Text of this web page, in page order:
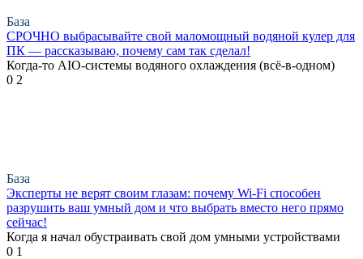
База
СРОЧНО выбрасывайте свой маломощный водяной кулер для
ПК — рассказываю, почему сам так сделал!
Когда-то AIO-системы водяного охлаждения (всё-в-одном)
0 2
База
Эксперты не верят своим глазам: почему Wi-Fi способен
разрушить ваш умный дом и что выбрать вместо него прямо
сейчас!
Когда я начал обустраивать свой дом умными устройствами
0 1